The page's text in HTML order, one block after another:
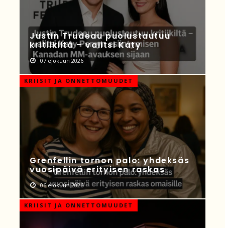
Justin Trudeau puolustautuu
kritiikiltä – valitsi Katy
07 elokuun 2026
KRIISIT JA ONNETTOMUUDET
Grenfellin tornon palo: yhdeksäs
vuosipäivä erityisen raskas
06 elokuun 2026
KRIISIT JA ONNETTOMUUDET